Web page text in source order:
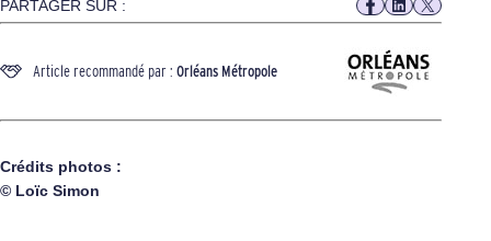
PARTAGER SUR :
Article recommandé par : Orléans Métropole
Crédits photos :
© Loïc Simon